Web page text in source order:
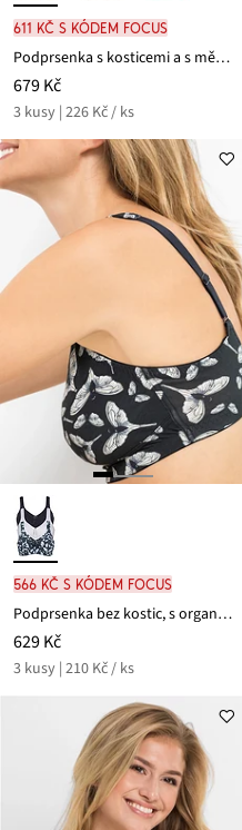
611 Kč s kódem FOCUS
Podprsenka s kosticemi a s měkkou organickou bavlnou (3 ks v balení)
679 Kč
3 kusy | 226 Kč / ks
566 Kč s kódem FOCUS
Podprsenka bez kostic, s organickou bavlnou (3 ks v balení)
629 Kč
3 kusy | 210 Kč / ks